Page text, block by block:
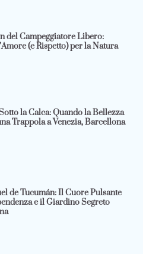
del Campeggiatore Libero:
(e Rispetto) per la Natura
la Calca: Quando la Bellezza
Trappola a Venezia, Barcellona
de Tucumán: Il Cuore Pulsante
e il Giardino Segreto